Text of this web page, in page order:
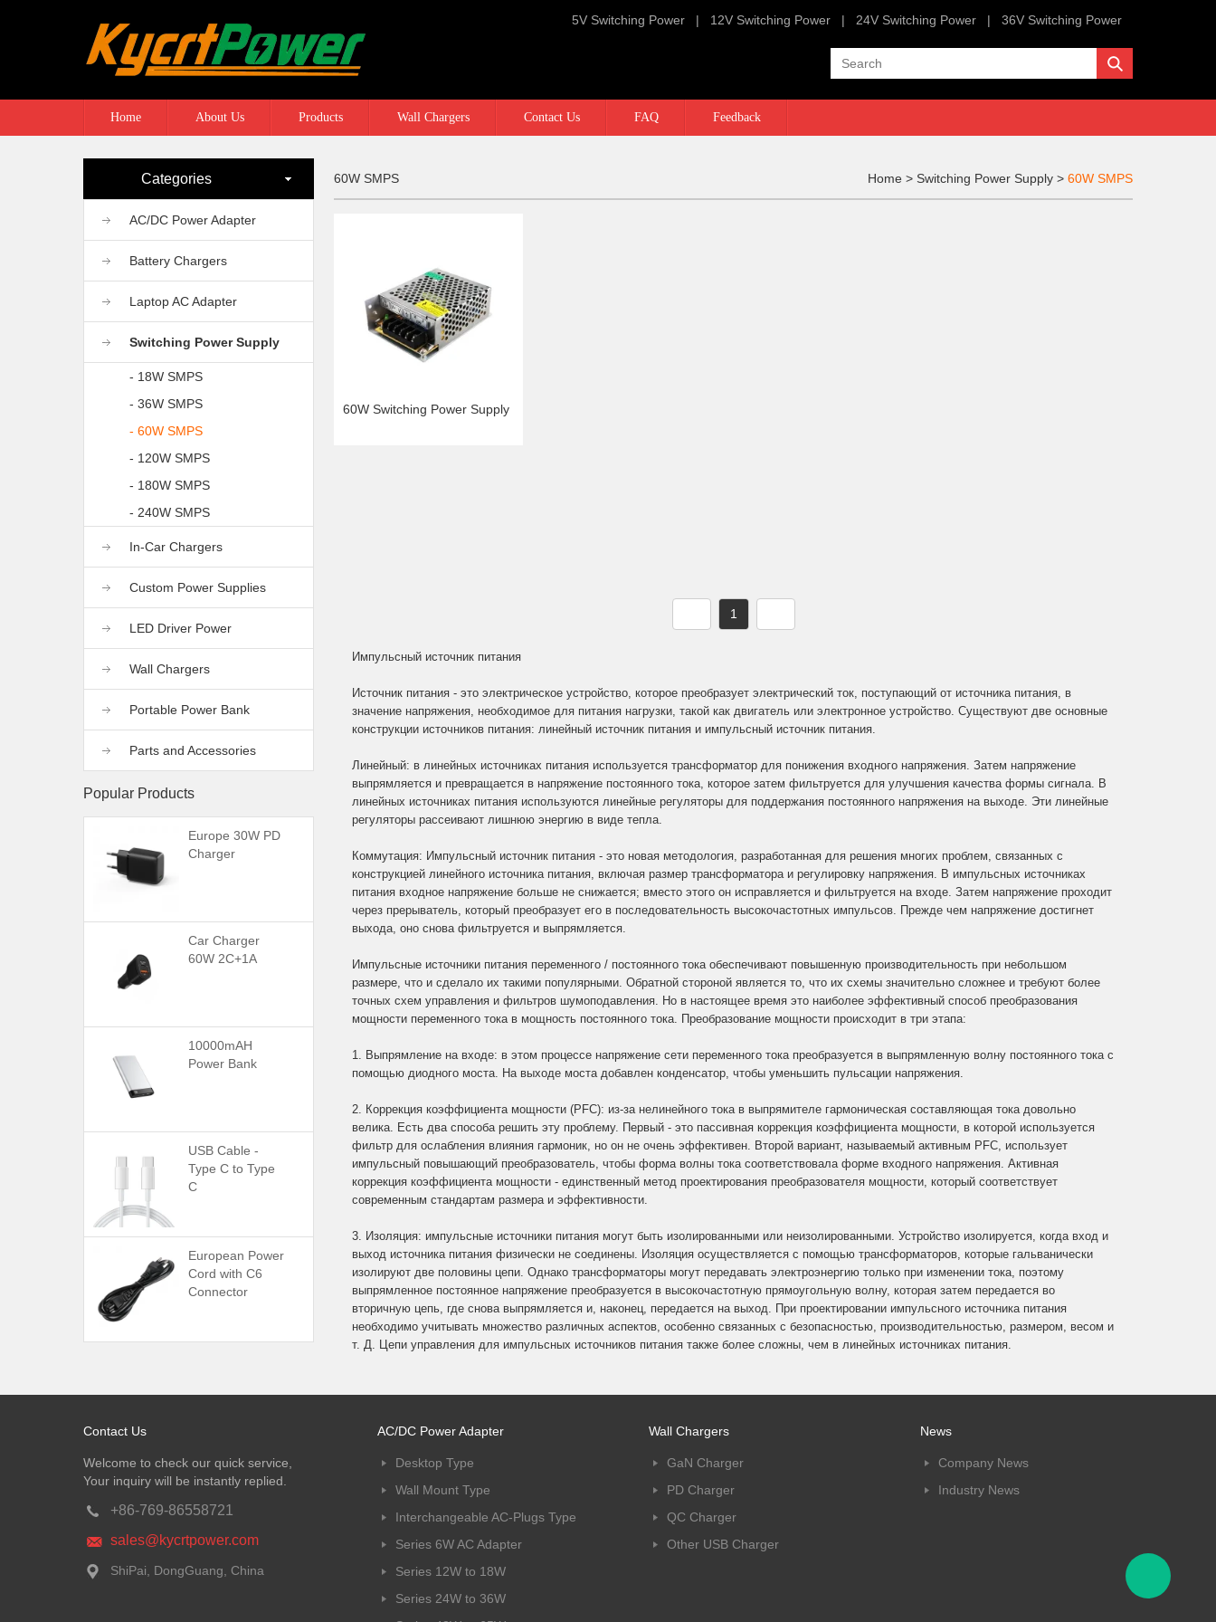
36V Switching Power
|
24V Switching Power
|
12V Switching Power
|
5V Switching Power
Home About Us Products Wall Chargers Contact Us FAQ Feedback
Categories
AC/DC Power Adapter
Battery Chargers
Laptop AC Adapter
Switching Power Supply
- 18W SMPS
- 36W SMPS
- 60W SMPS
- 120W SMPS
- 180W SMPS
- 240W SMPS
In-Car Chargers
Custom Power Supplies
LED Driver Power
Wall Chargers
Portable Power Bank
Parts and Accessories
Popular Products
Europe 30W PD
Charger
Car Charger
60W 2C+1A
10000mAH
Power Bank
USB Cable -
Type C to Type
C
European Power
Cord with C6
Connector
60W SMPS Home > Switching Power Supply > 60W SMPS
60W Switching Power Supply
1
Импульсный источник питания
Источник питания - это электрическое устройство, которое преобразует электрический ток, поступающий от источника питания, в
значение напряжения, необходимое для питания нагрузки, такой как двигатель или электронное устройство. Существуют две основные
конструкции источников питания: линейный источник питания и импульсный источник питания.
Линейный: в линейных источниках питания используется трансформатор для понижения входного напряжения. Затем напряжение
выпрямляется и превращается в напряжение постоянного тока, которое затем фильтруется для улучшения качества формы сигнала. В
линейных источниках питания используются линейные регуляторы для поддержания постоянного напряжения на выходе. Эти линейные
регуляторы рассеивают лишнюю энергию в виде тепла.
Коммутация: Импульсный источник питания - это новая методология, разработанная для решения многих проблем, связанных с
конструкцией линейного источника питания, включая размер трансформатора и регулировку напряжения. В импульсных источниках
питания входное напряжение больше не снижается; вместо этого он исправляется и фильтруется на входе. Затем напряжение проходит
через прерыватель, который преобразует его в последовательность высокочастотных импульсов. Прежде чем напряжение достигнет
выхода, оно снова фильтруется и выпрямляется.
Импульсные источники питания переменного / постоянного тока обеспечивают повышенную производительность при небольшом
размере, что и сделало их такими популярными. Обратной стороной является то, что их схемы значительно сложнее и требуют более
точных схем управления и фильтров шумоподавления. Но в настоящее время это наиболее эффективный способ преобразования
мощности переменного тока в мощность постоянного тока. Преобразование мощности происходит в три этапа:
1. Выпрямление на входе: в этом процессе напряжение сети переменного тока преобразуется в выпрямленную волну постоянного тока с
помощью диодного моста. На выходе моста добавлен конденсатор, чтобы уменьшить пульсации напряжения.
2. Коррекция коэффициента мощности (PFC): из-за нелинейного тока в выпрямителе гармоническая составляющая тока довольно
велика. Есть два способа решить эту проблему. Первый - это пассивная коррекция коэффициента мощности, в которой используется
фильтр для ослабления влияния гармоник, но он не очень эффективен. Второй вариант, называемый активным PFC, использует
импульсный повышающий преобразователь, чтобы форма волны тока соответствовала форме входного напряжения. Активная
коррекция коэффициента мощности - единственный метод проектирования преобразователя мощности, который соответствует
современным стандартам размера и эффективности.
3. Изоляция: импульсные источники питания могут быть изолированными или неизолированными. Устройство изолируется, когда вход и
выход источника питания физически не соединены. Изоляция осуществляется с помощью трансформаторов, которые гальванически
изолируют две половины цепи. Однако трансформаторы могут передавать электроэнергию только при изменении тока, поэтому
выпрямленное постоянное напряжение преобразуется в высокочастотную прямоугольную волну, которая затем передается во
вторичную цепь, где снова выпрямляется и, наконец, передается на выход. При проектировании импульсного источника питания
необходимо учитывать множество различных аспектов, особенно связанных с безопасностью, производительностью, размером, весом и
т. Д. Цепи управления для импульсных источников питания также более сложны, чем в линейных источниках питания.
Contact Us
Welcome to check our quick service,
Your inquiry will be instantly replied.
+86-769-86558721
sales@kycrtpower.com
ShiPai, DongGuang, China
AC/DC Power Adapter
Desktop Type
Wall Mount Type
Interchangeable AC-Plugs Type
Series 6W AC Adapter
Series 12W to 18W
Series 24W to 36W
Wall Chargers
GaN Charger
PD Charger
QC Charger
Other USB Charger
News
Company News
Industry News